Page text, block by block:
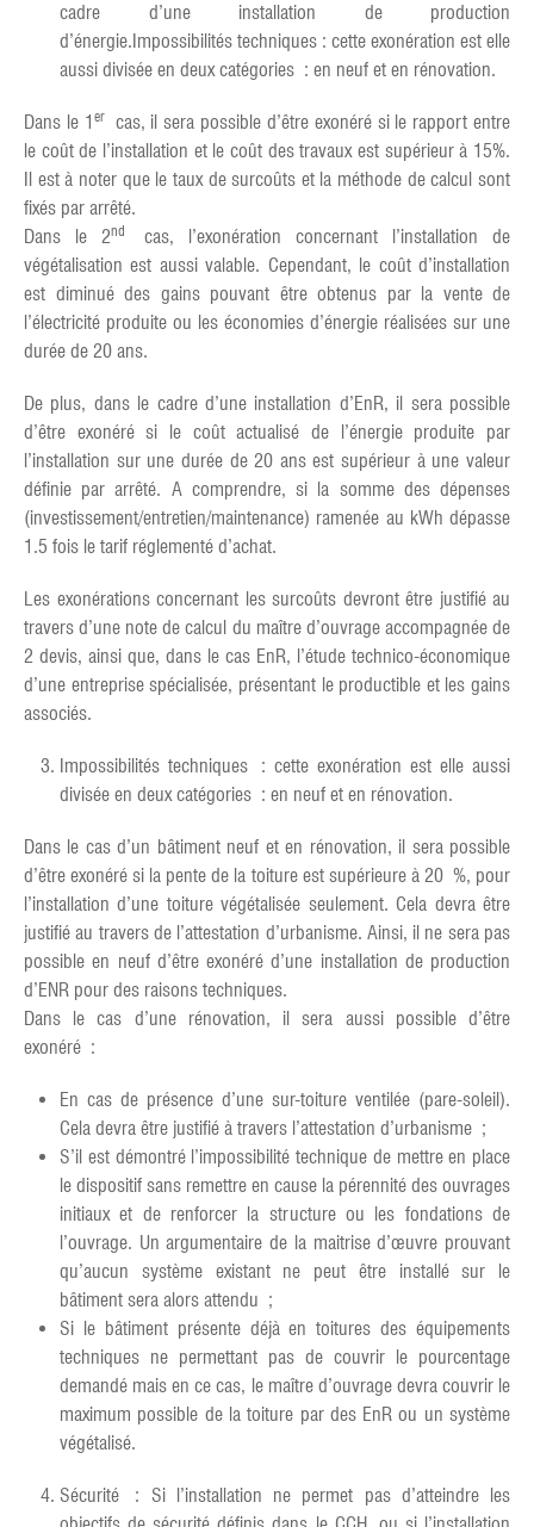
cadre d’une installation de production
d’énergie.Impossibilités techniques : cette exonération est elle
aussi divisée en deux catégories : en neuf et en rénovation.
Dans le 1 ercas, il sera possible d’être exonéré si le rapport entre
le coût de l’installation et le coût des travaux est supérieur à 15%.
Il est à noter que le taux de surcoûts et la méthode de calcul sont
fixés par arrêté.
Dans le 2nd
cas, l’exonération concernant l’installation de
végétalisation est aussi valable. Cependant, le coût d’installation
est diminué des gains pouvant être obtenus par la vente de
l’électricité produite ou les économies d’énergie réalisées sur une
durée de 20 ans.
De plus, dans le cadre d’une installation d’EnR, il sera possible
d’être exonéré si le coût actualisé de l’énergie produite par
l’installation sur une durée de 20 ans est supérieur à une valeur
définie par arrêté. A comprendre, si la somme des dépenses
(investissement/entretien/maintenance) ramenée au kWh dépasse
1.5 fois le tarif réglementé d’achat.
Les exonérations concernant les surcoûts devront être justifié au
travers d’une note de calcul du maître d’ouvrage accompagnée de
2 devis, ainsi que, dans le cas EnR, l’étude technico-économique
d’une entreprise spécialisée, présentant le productible et les gains
associés.
Impossibilités techniques : cette exonération est elle aussi
divisée en deux catégories : en neuf et en rénovation.
Dans le cas d’un bâtiment neuf et en rénovation, il sera possible
d’être exonéré si la pente de la toiture est supérieure à 20 %, pour
l’installation d’une toiture végétalisée seulement. Cela devra être
justifié au travers de l’attestation d’urbanisme. Ainsi, il ne sera pas
possible en neuf d’être exonéré d’une installation de production
d’ENR pour des raisons techniques.
Dans le cas d’une rénovation, il sera aussi possible d’être
exonéré :
En cas de présence d’une sur-toiture ventilée (pare-soleil).
Cela devra être justifié à travers l’attestation d’urbanisme ;
S’il est démontré l’impossibilité technique de mettre en place
le dispositif sans remettre en cause la pérennité des ouvrages
initiaux et de renforcer la structure ou les fondations de
l’ouvrage. Un argumentaire de la maitrise d’œuvre prouvant
qu’aucun système existant ne peut être installé sur le
bâtiment sera alors attendu ;
Si le bâtiment présente déjà en toitures des équipements
techniques ne permettant pas de couvrir le pourcentage
demandé mais en ce cas, le maître d’ouvrage devra couvrir le
maximum possible de la toiture par des EnR ou un système
végétalisé.
Sécurité : Si l’installation ne permet pas d’atteindre les